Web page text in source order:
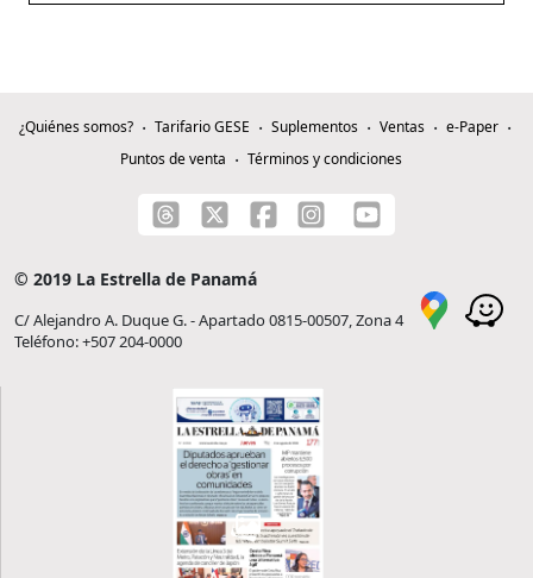
¿Quiénes somos? Tarifario GESE Suplementos Ventas
e-Paper
Puntos de venta
Términos y condiciones
© 2019 La Estrella de Panamá
C/ Alejandro A. Duque G. - Apartado 0815-00507, Zona 4
Teléfono: +507 204-0000